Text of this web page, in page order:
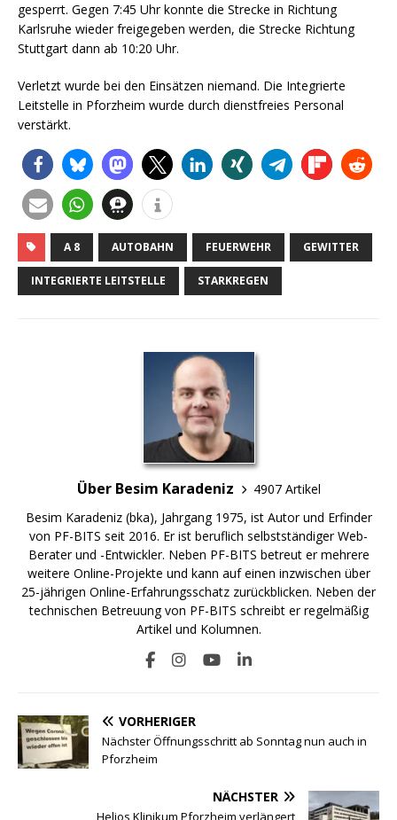
gesperrt. Gegen 7:45 Uhr konnte die Strecke in Richtung
Karlsruhe wieder freigegeben werden, die Strecke Richtung
Stuttgart dann ab 10:20 Uhr.
Verletzt wurde bei den Einsätzen niemand. Die Integrierte
Leitstelle in Pforzheim wurde durch dienstfreies Personal
verstärkt.
A 8 AUTOBAHN FEUERWEHR GEWITTER
INTEGRIERTE LEITSTELLE STARKREGEN
Über Besim Karadeniz
4907 Artikel
Besim Karadeniz (bka), Jahrgang 1975, ist Autor und Erfinder
von PF-BITS seit 2016. Er ist beruflich selbstständiger Web-
Berater und -Entwickler. Neben PF-BITS betreut er mehrere
weitere Online-Projekte und kann auf einen inzwischen über
25-jährigen Online-Erfahrungsschatz zurückblicken. Neben der
technischen Betreuung von PF-BITS schreibt er regelmäßig
Artikel und Kolumnen.
VORHERIGER
Nächster Öffnungsschritt ab Sonntag nun auch in
Pforzheim
NÄCHSTER
Helios Klinikum Pforzheim verlängert